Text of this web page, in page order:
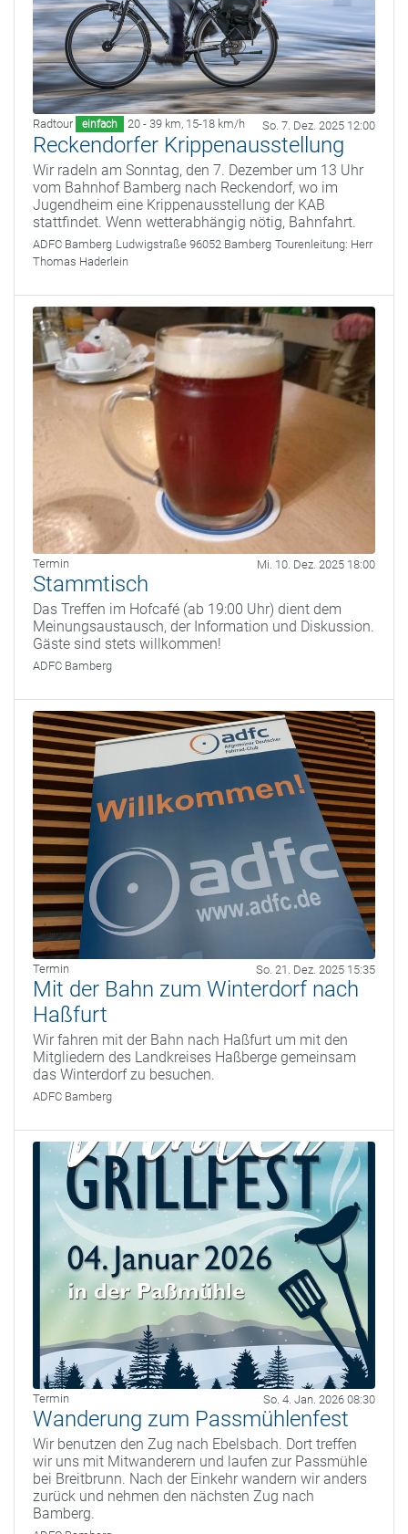
Radtour einfach 20 - 39 km, 15-18 km/h So. 7. Dez. 2025 12:00
Reckendorfer Krippenausstellung
Wir radeln am Sonntag, den 7. Dezember um 13 Uhr
vom Bahnhof Bamberg nach Reckendorf, wo im
Jugendheim eine Krippenausstellung der KAB
stattfindet. Wenn wetterabhängig nötig, Bahnfahrt.
ADFC Bamberg Ludwigstraße 96052 Bamberg Tourenleitung: Herr
Thomas Haderlein
Termin Mi. 10. Dez. 2025 18:00
Stammtisch
Das Treffen im Hofcafé (ab 19:00 Uhr) dient dem
Meinungsaustausch, der Information und Diskussion.
Gäste sind stets willkommen!
ADFC Bamberg
Termin So. 21. Dez. 2025 15:35
Mit der Bahn zum Winterdorf nach
Haßfurt
Wir fahren mit der Bahn nach Haßfurt um mit den
Mitgliedern des Landkreises Haßberge gemeinsam
das Winterdorf zu besuchen.
ADFC Bamberg
Termin So. 4. Jan. 2026 08:30
Wanderung zum Passmühlenfest
Wir benutzen den Zug nach Ebelsbach. Dort treffen
wir uns mit Mitwanderern und laufen zur Passmühle
bei Breitbrunn. Nach der Einkehr wandern wir anders
zurück und nehmen den nächsten Zug nach
Bamberg.